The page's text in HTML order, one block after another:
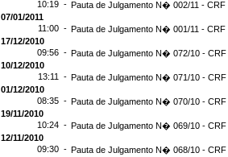
10:19 - Pauta de Julgamento N� 002/11 - CRF
07/01/2011
11:00 - Pauta de Julgamento N� 001/11 - CRF
17/12/2010
09:56 - Pauta de Julgamento N� 072/10 - CRF
10/12/2010
13:11 - Pauta de Julgamento N� 071/10 - CRF
01/12/2010
08:35 - Pauta de Julgamento N� 070/10 - CRF
19/11/2010
10:24 - Pauta de Julgamento N� 069/10 - CRF
12/11/2010
09:30 - Pauta de Julgamento N� 068/10 - CRF